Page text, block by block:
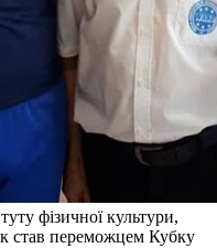
фізичної культури,
став переможцем Кубку